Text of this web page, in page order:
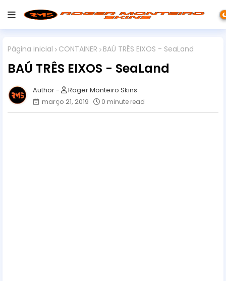
Página inicial CONTAINER BAÚ TRÊS EIXOS - SeaLand
BAÚ TRÊS EIXOS - SeaLand
Roger Monteiro Skins
março 21, 2019
0 minute read